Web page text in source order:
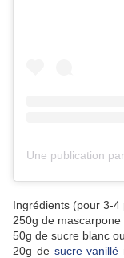
Ingrédients (pour 3-4
250g de mascarpone
50g de sucre blanc
20g de sucre vanillé